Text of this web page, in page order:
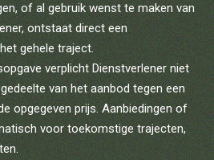
of al gebruik wenst te maken van
ontstaat direct een
gehele traject.
verplicht Dienstverlener niet
van het aanbod tegen een
opgegeven prijs. Aanbiedingen of
voor toekomstige trajecten,